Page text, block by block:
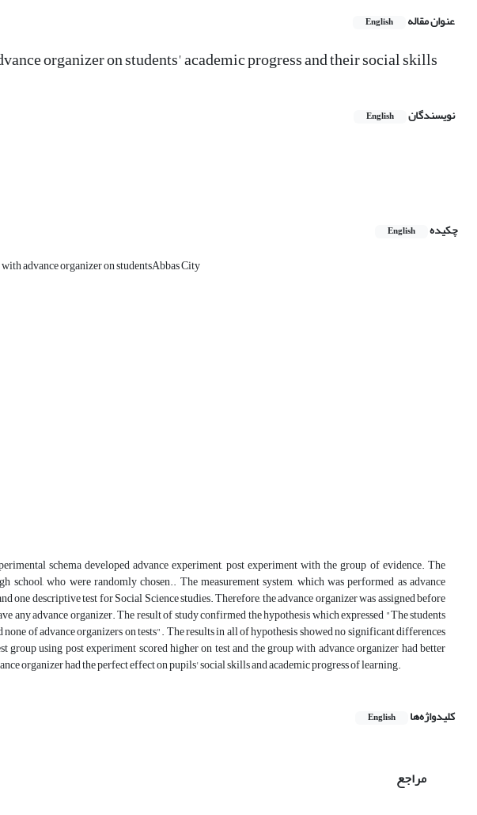
عنوان مقاله English
organizer on students' academic progress and their social skills
نویسندگان English
چکیده
English
advance organizer on studentsAbbas City
schema developed advance experiment, post experiment with the group of evidence. The
who were randomly chosen.. The measurement system, which was performed as advance
one descriptive test for Social Science studies. Therefore, the advance organizer was assigned before
any advance organizer. The result of study confirmed the hypothesis which expressed "The students
of advance organizers on tests". The results in all of hypothesis showed no significant differences
group using post experiment scored higher on test and the group with advance organizer had better
organizer had the perfect effect on pupils' social skills and academic progress of learning.
کلیدواژه‌ها English
مراجع